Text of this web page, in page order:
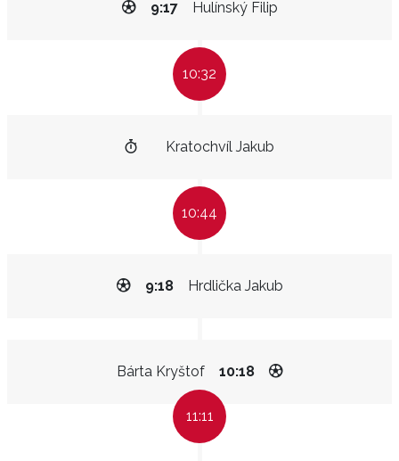
Hulínský Filip
9:17
10:32
Kratochvíl Jakub
10:44
Hrdlička Jakub
9:18
Bárta Kryštof 10:18
11:11